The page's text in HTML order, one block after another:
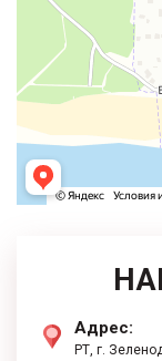
Адрес:
РТ, г.